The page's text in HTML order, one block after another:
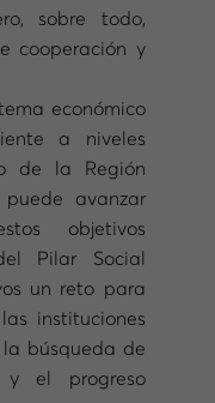
sobre todo,
cooperación y
económico
a niveles
de la Región
avanzar
objetivos
Pilar Social
un reto para
instituciones
búsqueda de
y el progreso